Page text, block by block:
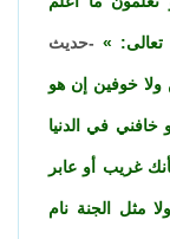
تعالى: -حديث
ولا خوفين إن هو
خافني في الدنيا
غريب أو عابر
مثل الجنة نام